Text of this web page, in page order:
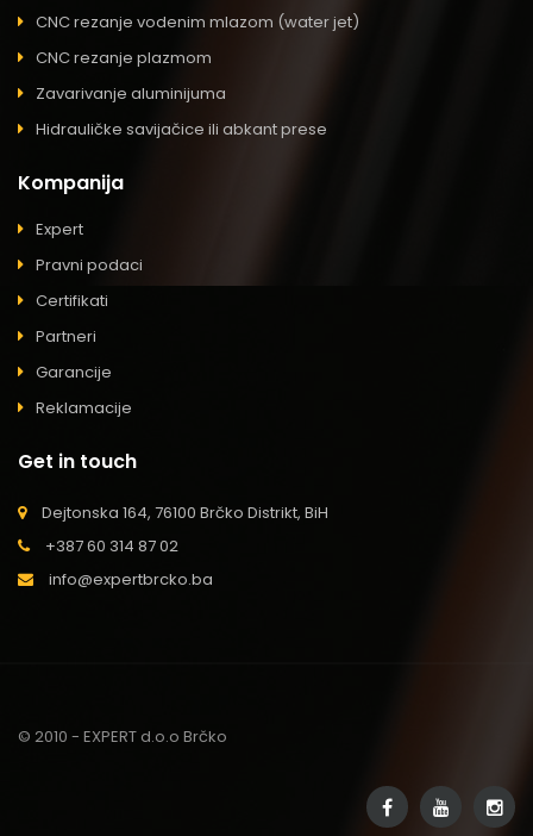
CNC rezanje vodenim mlazom (water jet)
CNC rezanje plazmom
Zavarivanje aluminijuma
Hidrauličke savijačice ili abkant prese
Kompanija
Expert
Pravni podaci
Certifikati
Partneri
Garancije
Reklamacije
Get in touch
Dejtonska 164, 76100 Brčko Distrikt, BiH
+387 60 314 87 02
info@expertbrcko.ba
© 2010 - EXPERT d.o.o Brčko